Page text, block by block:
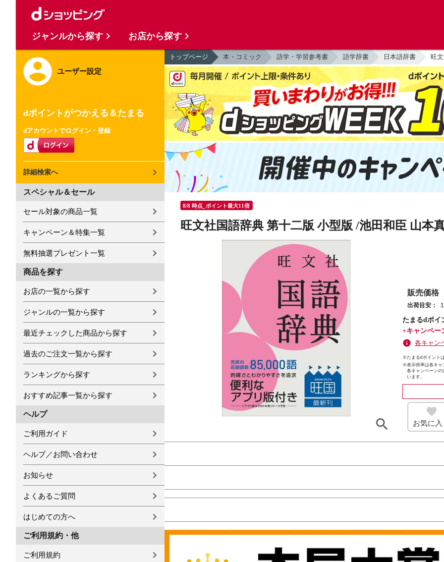
ユーザー設定
dポイントがつかえる＆たまる
dアカウントでログイン・登録
詳細検索へ
スペシャル＆セール
セール対象の商品一覧
キャンペーン＆特集一覧
無料抽選プレゼント一覧
商品を探す
お店の一覧から探す
ジャンルの一覧から探す
最近チェックした商品から探す
過去のご注文一覧から探す
ランキングから探す
おすすめ記事一覧から探す
ヘルプ
ご利用ガイド
ヘルプ／お問い合わせ
お知らせ
よくあるご質問
はじめての方へ
ご利用規約・他
ご利用規約
トップページ 本・コミック 語学・学習参考書 語学辞書 日本語辞書 旺
8/8 時点_ポイント最大11倍
旺文社国語辞典 第十二版 小型版 /池田和臣 山本
販売価格
出荷目安：
たまるdポイ
+キャンペー
各キャン
※たまるdポイント
※表示倍率は各キャ
各キャンペーンの
います。
お気に入
ジャンルから探す お店から探す